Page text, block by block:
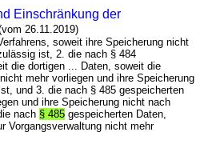
Einschränkung der
26.11.2019)
soweit ihre Speicherung nicht
ist, 2. die nach § 484
die dortigen ... Daten, soweit die
mehr vorliegen und ihre Speicherung
und 3. die nach § 485 gespeicherten
und ihre Speicherung nicht nach
nach § 485 gespeicherten Daten,
Vorgangsverwaltung nicht mehr